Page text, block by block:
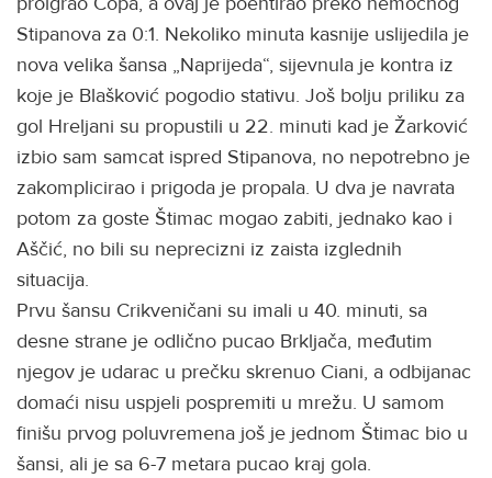
Stipanova za 0:1. Nekoliko minuta kasnije uslijedila je
nova velika šansa „Naprijeda“, sijevnula je kontra iz
koje je Blašković pogodio stativu. Još bolju priliku za
gol Hreljani su propustili u 22. minuti kad je Žarković
izbio sam samcat ispred Stipanova, no nepotrebno je
zakomplicirao i prigoda je propala. U dva je navrata
potom za goste Štimac mogao zabiti, jednako kao i
Aščić, no bili su neprecizni iz zaista izglednih
situacija.
Prvu šansu Crikveničani su imali u 40. minuti, sa
desne strane je odlično pucao Brkljača, međutim
njegov je udarac u prečku skrenuo Ciani, a odbijanac
domaći nisu uspjeli pospremiti u mrežu. U samom
finišu prvog poluvremena još je jednom Štimac bio u
šansi, ali je sa 6-7 metara pucao kraj gola.